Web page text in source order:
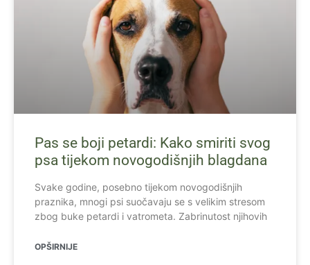
Pas se boji petardi: Kako smiriti svog
psa tijekom novogodišnjih blagdana
Svake godine, posebno tijekom novogodišnjih
praznika, mnogi psi suočavaju se s velikim stresom
zbog buke petardi i vatrometa. Zabrinutost njihovih
OPŠIRNIJE